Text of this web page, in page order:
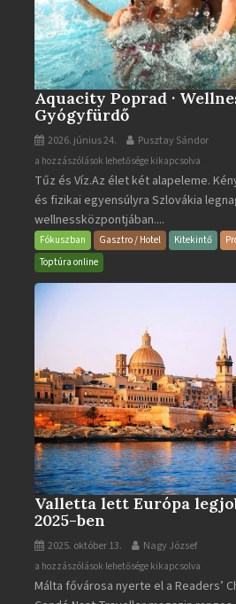
Aquacity Poprad ·
Gyógyfürdő
2026. június 24. Pusztay Sándor
Aquacity
Poprad
·
Wellness
és
Gyógyfürdő
a hozzászólások lehetősége kikapcsolva
Tűz és Víz.Az élet két alapeleme.
és fizikai egyensúlyra Szlovákia
wellnessközpontjában....
Fókuszban Gasztro / Hotel Kitekintő
Toptúra online
Valletta lett Európa
2025-ben
2025. október 13. Nagy József
Valletta
lett
a hozzászólások lehetősége kikapcsolva
Málta fővárosa nyerte el a Readers’